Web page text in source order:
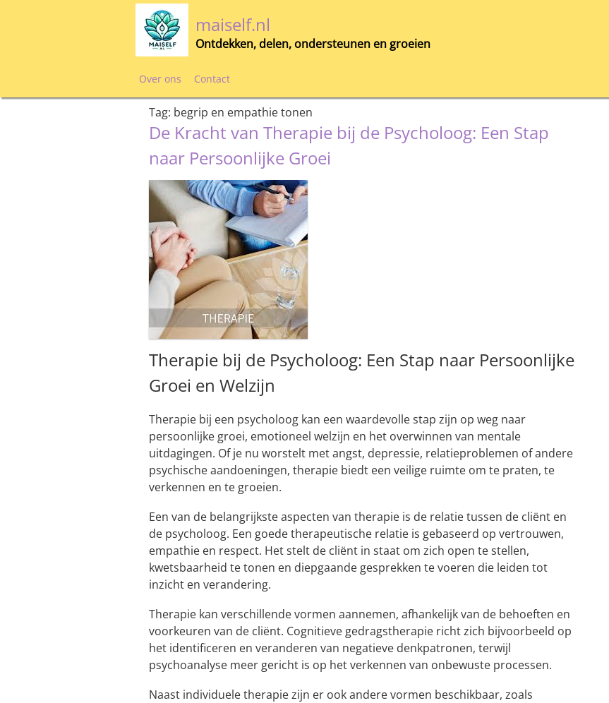
maiself.nl
Ontdekken, delen, ondersteunen en groeien
Over ons Contact
Tag: begrip en empathie tonen
De Kracht van Therapie bij de Psycholoog: Een Stap
naar Persoonlijke Groei
Therapie bij de Psycholoog: Een Stap naar Persoonlijke
Groei en Welzijn
Therapie bij een psycholoog kan een waardevolle stap zijn op weg naar
persoonlijke groei, emotioneel welzijn en het overwinnen van mentale
uitdagingen. Of je nu worstelt met angst, depressie, relatieproblemen of andere
psychische aandoeningen, therapie biedt een veilige ruimte om te praten, te
verkennen en te groeien.
Een van de belangrijkste aspecten van therapie is de relatie tussen de cliënt en
de psycholoog. Een goede therapeutische relatie is gebaseerd op vertrouwen,
empathie en respect. Het stelt de cliënt in staat om zich open te stellen,
kwetsbaarheid te tonen en diepgaande gesprekken te voeren die leiden tot
inzicht en verandering.
Therapie kan verschillende vormen aannemen, afhankelijk van de behoeften en
voorkeuren van de cliënt. Cognitieve gedragstherapie richt zich bijvoorbeeld op
het identificeren en veranderen van negatieve denkpatronen, terwijl
psychoanalyse meer gericht is op het verkennen van onbewuste processen.
Naast individuele therapie zijn er ook andere vormen beschikbaar, zoals